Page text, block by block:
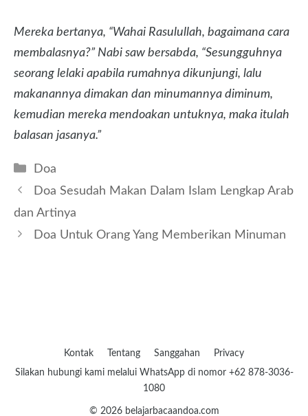
Mereka bertanya, “Wahai Rasulullah, bagaimana cara
membalasnya?” Nabi saw bersabda, “Sesungguhnya
seorang lelaki apabila rumahnya dikunjungi, lalu
makanannya dimakan dan minumannya diminum,
kemudian mereka mendoakan untuknya, maka itulah
balasan jasanya.”
Kategori
Doa
Doa Sesudah Makan Dalam Islam Lengkap Arab
dan Artinya
Doa Untuk Orang Yang Memberikan Minuman
Kontak Tentang Sanggahan
Privacy
Silakan hubungi kami melalui WhatsApp di nomor +62 878-3036-
1080
© 2026 belajarbacaandoa.com